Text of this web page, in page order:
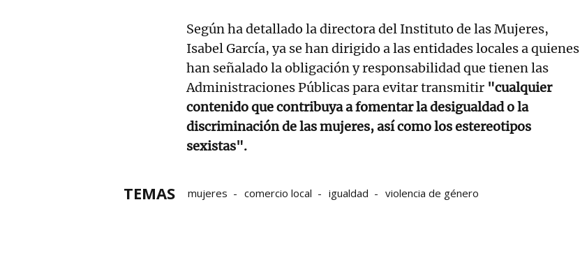
Según ha detallado la directora del Instituto de las Mujeres,
Isabel García, ya se han dirigido a las entidades locales a quienes
han señalado la obligación y responsabilidad que tienen las
Administraciones Públicas para evitar transmitir "cualquier
contenido que contribuya a fomentar la desigualdad o la
discriminación de las mujeres, así como los estereotipos
sexistas".
TEMAS mujeres comercio local igualdad violencia de género